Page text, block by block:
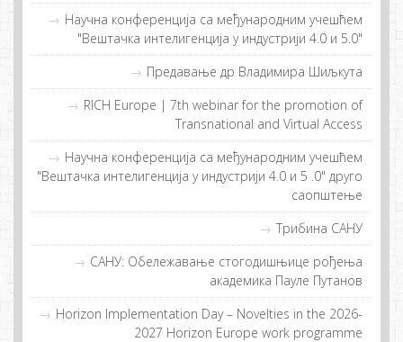
Нaучнa кoнфeрeнциja сa мeђунaрoдним учeшћeм
"Вeштaчкa интeлигeнциja у индустриjи 4.0 и 5.0"
Предавање др Владимира Шиљкута
RICH Europe | 7th webinar for the promotion of
Transnational and Virtual Access
Научна конференција са међународним учешћем
"Вештачка интелигенција у индустрији 4.0 и 5 .0" друго
саопштење
Трибина САНУ
САНУ: Обележавање стогодишњице рођења
академика Пауле Путанов
Horizon Implementation Day – Novelties in the 2026-
2027 Horizon Europe work programme